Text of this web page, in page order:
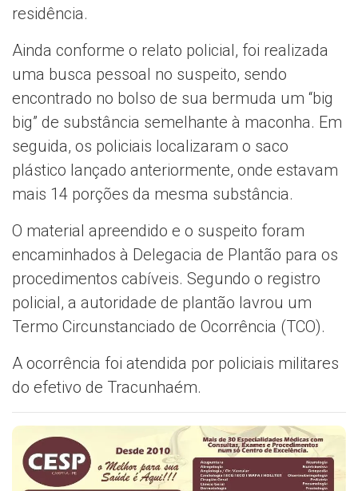
residência.
Ainda conforme o relato policial, foi realizada
uma busca pessoal no suspeito, sendo
encontrado no bolso de sua bermuda um “big
big” de substância semelhante à maconha. Em
seguida, os policiais localizaram o saco
plástico lançado anteriormente, onde estavam
mais 14 porções da mesma substância.
O material apreendido e o suspeito foram
encaminhados à Delegacia de Plantão para os
procedimentos cabíveis. Segundo o registro
policial, a autoridade de plantão lavrou um
Termo Circunstanciado de Ocorrência (TCO).
A ocorrência foi atendida por policiais militares
do efetivo de Tracunhaém.